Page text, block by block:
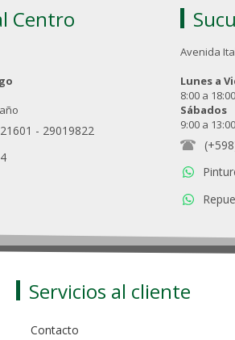
Centro
- 29019822
Avenida
Lunes a
8:00 a
Sábados
9:00 a
Servicios al cliente
Contacto